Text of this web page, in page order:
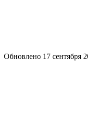
Обновлено 17 сентября